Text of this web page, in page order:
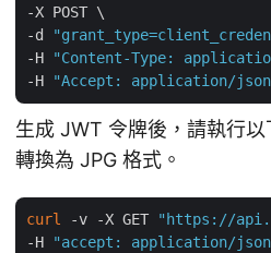
-X POST \
-d
-H
"Content-Type:
-H
"Accept: application/
生成 JWT 令牌後，請執行
轉換為 JPG 格式。
curl -v -X GET
"https://
-H
"accept: application/